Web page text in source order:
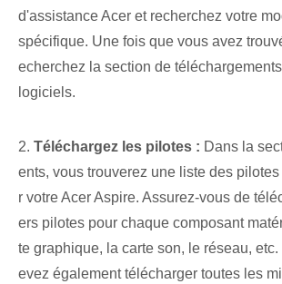
d'assistance Acer et recherchez votre
spécifique. Une fois que vous avez
echerchez la section de
logiciels.
2. Téléchargez les pilotes : Dans la
ents, vous trouverez une liste des
r votre Acer Aspire. Assurez-vous de
ers pilotes pour chaque composant
te graphique, la carte son, le réseau,
evez également télécharger toutes les